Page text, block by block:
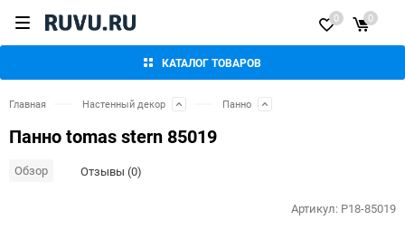
КАТАЛОГ ТОВАРОВ
0 0
Главная Настенный декор Панно
Панно tomas stern 85019
Обзор Отзывы (0)
Артикул: P18-85019